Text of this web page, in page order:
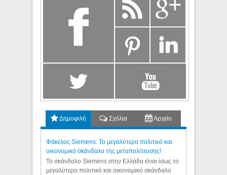
Δημοφιλή Σχόλια Αρχείο
Φάκελος Siemens: Το μεγαλύτερο πολιτικό και
οικονομικό σκάνδαλο της μεταπολίτευσης!
Το σκάνδαλο Siemens στην Ελλάδα είναι ίσως το
μεγαλύτερο πολιτικό και οικονομικό σκάνδαλο